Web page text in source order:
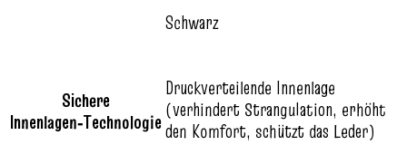
Schwarz
Sichere
Innenlagen‑Technologie
Druckverteilende Innenlage
(verhindert Strangulation, erhöht
den Komfort, schützt das Leder)